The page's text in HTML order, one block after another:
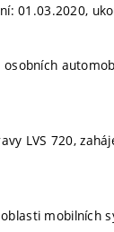
01.03.2020,
LVS 720,
mobilních